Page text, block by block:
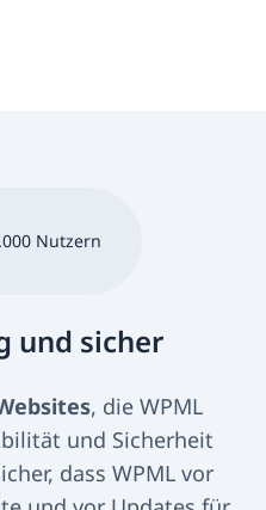
Nutzern
und sicher
, die WPML
und Sicherheit
dass WPML vor